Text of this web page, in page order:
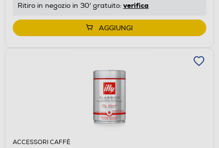
Ritiro in negozio in 30' gratuito: verifica
AGGIUNGI
ACCESSORI CAFFÈ